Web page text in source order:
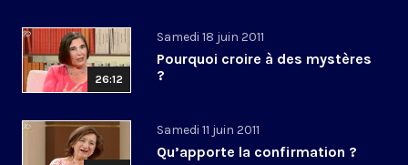
26:12
Samedi 18 juin 2011
Pourquoi croire à des mystères
?
Samedi 11 juin 2011
Qu’apporte la confirmation ?